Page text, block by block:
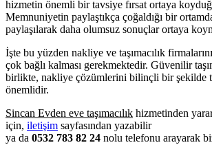
hizmetin önemli bir tavsiye fırsat ortaya
Memnuniyetin paylaştıkça çoğaldığı bir
paylaşılarak daha olumsuz sonuçlar ortaya
İşte bu yüzden nakliye ve taşımacılık
çok bağlı kalması gerekmektedir. Güvenilir
birlikte, nakliye çözümlerini bilinçli bir şekilde
önemlidir.
Sincan Evden eve taşımacılık hizmetinden
için, iletişim sayfasından yazabilir
ya da 0532 783 82 24 nolu telefonu arayarak